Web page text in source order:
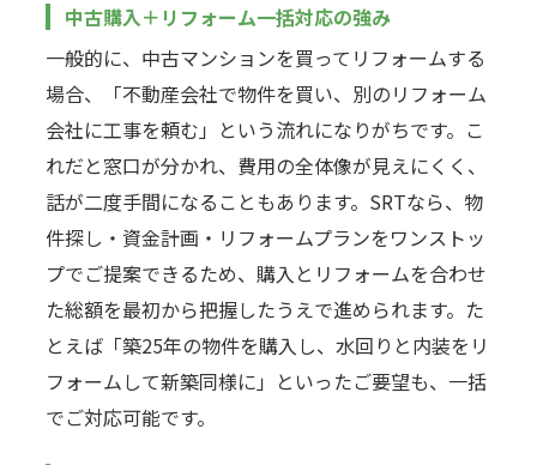
中古購入＋リフォーム一括対応の強み
一般的に、中古マンションを買ってリフォームする
場合、「不動産会社で物件を買い、別のリフォーム
会社に工事を頼む」という流れになりがちです。こ
れだと窓口が分かれ、費用の全体像が見えにくく、
話が二度手間になることもあります。SRTなら、物
件探し・資金計画・リフォームプランをワンストッ
プでご提案できるため、購入とリフォームを合わせ
た総額を最初から把握したうえで進められます。た
とえば「築25年の物件を購入し、水回りと内装をリ
フォームして新築同様に」といったご要望も、一括
でご対応可能です。